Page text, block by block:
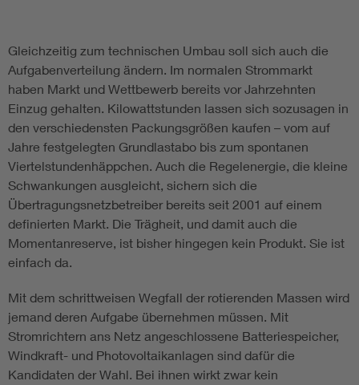
Gleichzeitig zum technischen Umbau soll sich auch die
Aufgabenverteilung ändern. Im normalen Strommarkt
haben Markt und Wettbewerb bereits vor Jahrzehnten
Einzug gehalten. Kilowattstunden lassen sich sozusagen in
den verschiedensten Packungsgrößen kaufen – vom auf
Jahre festgelegten Grundlastabo bis zum spontanen
Viertelstundenhäppchen. Auch die Regelenergie, die kleine
Schwankungen ausgleicht, sichern sich die
Übertragungsnetzbetreiber bereits seit 2001 auf einem
definierten Markt. Die Trägheit, und damit auch die
Momentanreserve, ist bisher hingegen kein Produkt. Sie ist
einfach da.
Mit dem schrittweisen Wegfall der rotierenden Massen wird
jemand deren Aufgabe übernehmen müssen. Mit
Stromrichtern ans Netz angeschlossene Batteriespeicher,
Windkraft- und Photovoltaikanlagen sind dafür die
Kandidaten der Wahl. Bei ihnen wirkt zwar kein